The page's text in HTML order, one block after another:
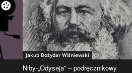
Jakub Bożydar Wiśniewski
Niby-„Odyseja” – podręcznikowy